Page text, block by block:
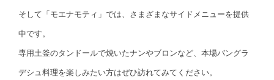
そして「モエナモティ」では、さまざまなサイドメニューを提供
中です。
専用土釜のタンドールで焼いたナンやブロンなど、本場バングラ
デシュ料理を楽しみたい方はぜひ訪れてみてください。